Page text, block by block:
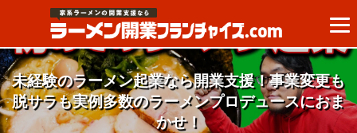
未経験のラーメン起業なら開業支援！事業変更も
脱サラも実例多数のラーメンプロデュースにおま
かせ！